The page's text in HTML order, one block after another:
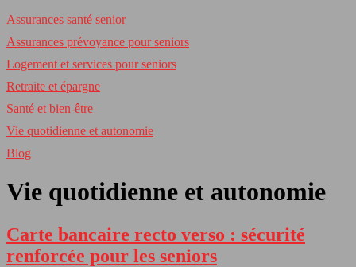
Assurances santé senior
Assurances prévoyance pour seniors
Logement et services pour seniors
Retraite et épargne
Santé et bien-être
Vie quotidienne et autonomie
Blog
Vie quotidienne et autonomie
Carte bancaire recto verso : sécurité
renforcée pour les seniors